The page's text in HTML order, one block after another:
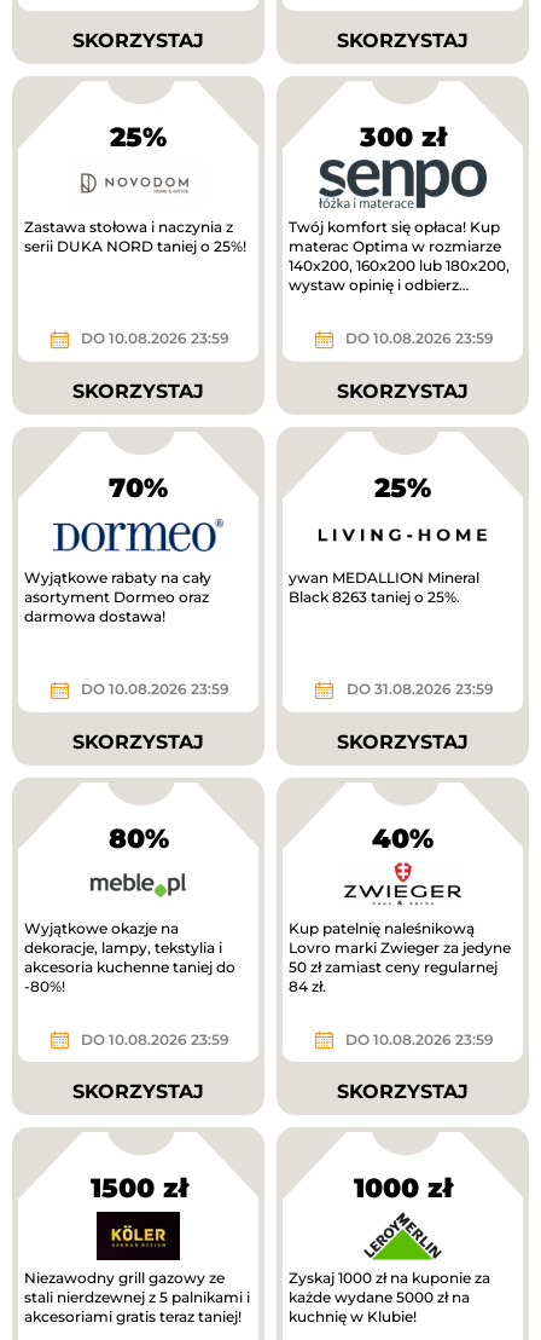
SKORZYSTAJ SKORZYSTAJ
25%
Zastawa stołowa i naczynia z
serii DUKA NORD taniej o 25%!
DO 10.08.2026 23:59
SKORZYSTAJ
300 zł
Twój komfort się opłaca! Kup
materac Optima w rozmiarze
140x200, 160x200 lub 180x200,
wystaw opinię i odbierz
DO 10.08.2026 23:59
SKORZYSTAJ
70%
Wyjątkowe rabaty na cały
asortyment Dormeo oraz
darmowa dostawa!
DO 10.08.2026 23:59
SKORZYSTAJ
25%
ywan MEDALLION Mineral
Black 8263 taniej o 25%.
DO 31.08.2026 23:59
SKORZYSTAJ
80%
Wyjątkowe okazje na
dekoracje, lampy, tekstylia i
akcesoria kuchenne taniej do
-80%!
DO 10.08.2026 23:59
SKORZYSTAJ
40%
Kup patelnię naleśnikową
Lovro marki Zwieger za jedyne
50 zł zamiast ceny regularnej
84 zł.
DO 10.08.2026 23:59
SKORZYSTAJ
1500 zł
Niezawodny grill gazowy ze
stali nierdzewnej z 5 palnikami i
akcesoriami gratis teraz taniej!
1000 zł
Zyskaj 1000 zł na kuponie za
każde wydane 5000 zł na
kuchnię w Klubie!